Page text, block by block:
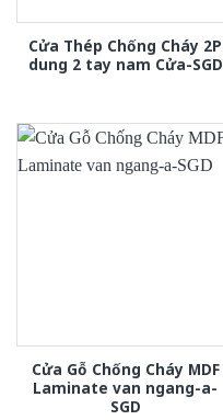
Cửa Thép Chống Cháy 2P
dung 2 tay nam Cửa-SGD
Cửa Gỗ Chống Cháy MDF
Laminate van ngang-a-
SGD